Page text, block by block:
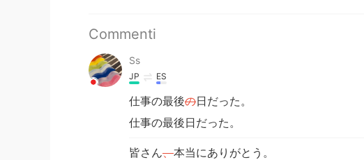
Commenti
Ss
JP ES
仕事の最後の日だった。
仕事の最後日だった。
皆さん、本当にありがとう。